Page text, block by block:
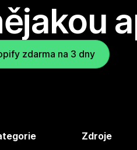
zdarma na 3 dny
Zdroje